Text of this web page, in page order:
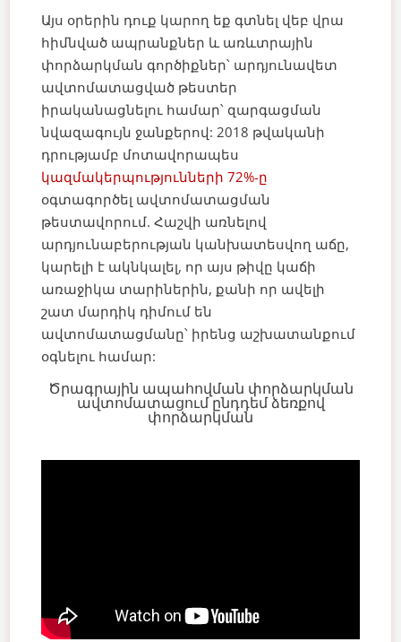
Այս օրերին դուք կարող եք գտնել վեբ վրա
հիմնված ապրանքներ և առևտրային
փորձարկման գործիքներ՝ արդյունավետ
ավտոմատացված թեստեր
իրականացնելու համար՝ զարգացման
նվազագույն ջանքերով: 2018 թվականի
դրությամբ մոտավորապես
կազմակերպությունների 72%-ը
օգտագործել ավտոմատացման
թեստավորում. Հաշվի առնելով
արդյունաբերության կանխատեսվող աճը,
կարելի է ակնկալել, որ այս թիվը կաճի
առաջիկա տարիներին, քանի որ ավելի
շատ մարդիկ դիմում են
ավտոմատացմանը՝ իրենց աշխատանքում
օգնելու համար:
Ծրագրային ապահովման փորձարկման
ավտոմատացում ընդդեմ ձեռքով
փորձարկման